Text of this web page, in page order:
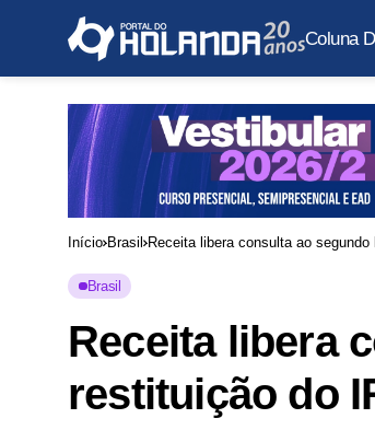
Coluna
Início Brasil Receita libera consulta ao
Brasil
Receita libera
restituição do